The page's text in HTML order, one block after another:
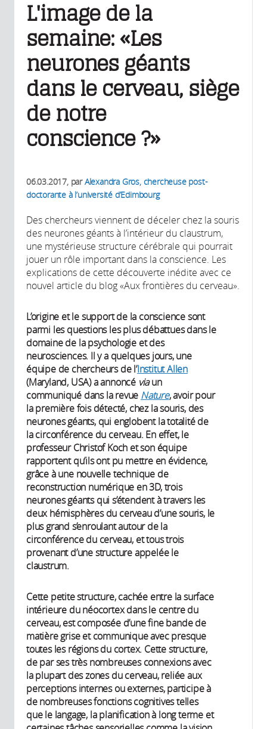
L'image de la
semaine: «Les
neurones géants
dans le cerveau, siège
de notre
conscience ?»
06.03.2017, parAlexandra Gros, chercheuse post-
doctorante à l’université d’Edimbourg
Des chercheurs viennent de déceler chez la souris
des neurones géants à l’intérieur du claustrum,
une mystérieuse structure cérébrale qui pourrait
jouer un rôle important dans la conscience. Les
explications de cette découverte inédite avec ce
nouvel article du blog «Aux frontières du cerveau».
L’origine et le support de la conscience sont
parmi les questions les plus débattues dans le
domaine de la psychologie et des
neurosciences. Il y a quelques jours, une
équipe de chercheurs de l’Institut Allen
(Maryland, USA) a annoncé viaun
communiqué dans la revue Nature, avoir pour
la première fois détecté, chez la souris, des
neurones géants, qui englobent la totalité de
la circonférence du cerveau. En effet, le
professeur Christof Koch et son équipe
rapportent qu’ils ont pu mettre en évidence,
grâce à une nouvelle technique de
reconstruction numérique en 3D, trois
neurones géants qui s’étendent à travers les
deux hémisphères du cerveau d’une souris, le
plus grand s’enroulant autour de la
circonférence du cerveau, et tous trois
provenant d’une structure appelée le
claustrum.
Cette petite structure, cachée entre la surface
intérieure du néocortex dans le centre du
cerveau, est composée d’une fine bande de
matière grise et communique avec presque
toutes les régions du cortex. Cette structure,
de par ses très nombreuses connexions avec
la plupart des zones du cerveau, reliée aux
perceptions internes ou externes, participe à
de nombreuses fonctions cognitives telles
que le langage, la planification à long terme et